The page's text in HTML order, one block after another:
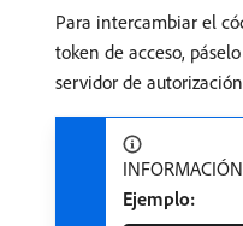
Para intercambiar el
token de acceso,
servidor de
INFORMACIÓN
Ejemplo: